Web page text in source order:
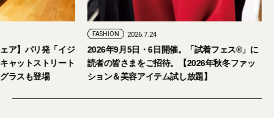
ア】パリ発「イジ
ャットストリート
ラスも登場
FASHION 2026.7.24
2026年9月5日・6日開催。「試着フェス®︎」に
読者の皆さまをご招待。【2026年秋冬ファッ
ション＆美容アイテム試し放題】